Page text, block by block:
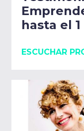
hasta el
ESCUCHAR